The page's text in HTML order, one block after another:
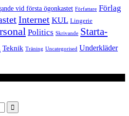
vid första ögonkastet Författare Förlag
Internet KUL Lingerie
Politics Skrivande Starta-
Teknik Träning Uncategorised Underkläder